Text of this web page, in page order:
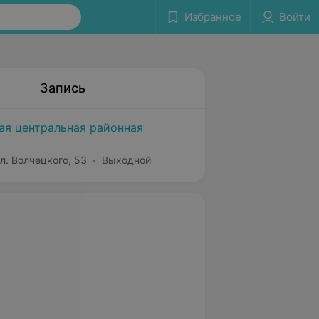
Избранное Войти
Запись
центральная районная
Волчецкого, 53 Выходной